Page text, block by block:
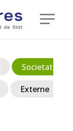
Societate
Externe